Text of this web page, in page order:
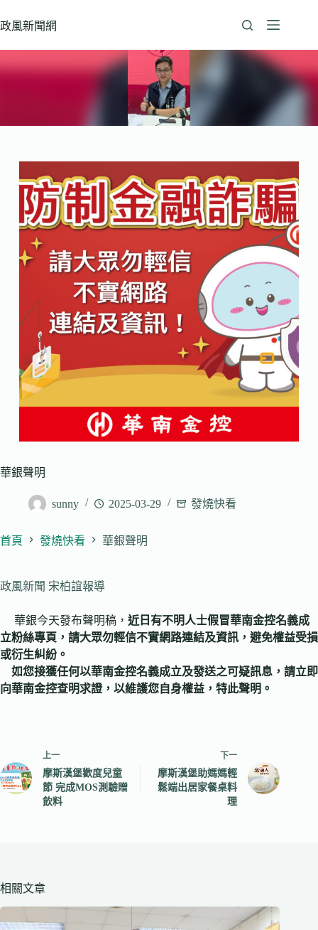
至
政風新聞網
華銀聲明
sunny 2025-03-29 發燒快看
首頁 發燒快看 華銀聲明
政風新聞 宋柏誼報導
華銀今天發布聲明稿， 近日有不明人士假冒華南金控名義成
立粉絲專頁，請大眾勿輕信不實網路連結及資訊，避免權益受損
或衍生糾紛。
如您接獲任何以華南金控名義成立及發送之可疑訊息，請立即
向華南金控查明求證，以維護您自身權益，特此聲明。
上一
摩斯漢堡歡度兒童
節 完成MOS測驗贈
飲料
下一
摩斯漢堡助媽媽輕
鬆端出居家餐桌料
理
相關文章